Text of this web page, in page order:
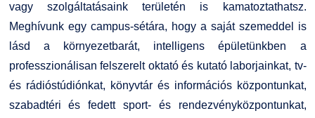
vagy szolgáltatásaink területén is kamatoztathatsz.
Meghívunk egy campus-sétára, hogy a saját szemeddel is
lásd a környezetbarát, intelligens épületünkben a
professzionálisan felszerelt oktató és kutató laborjainkat, tv-
és rádióstúdiónkat, könyvtár és információs központunkat,
szabadtéri és fedett sport- és rendezvényközpontunkat,